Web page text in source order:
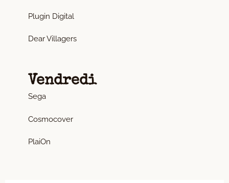
Plugin Digital
Dear Villagers
Vendredi
Sega
Cosmocover
PlaiOn